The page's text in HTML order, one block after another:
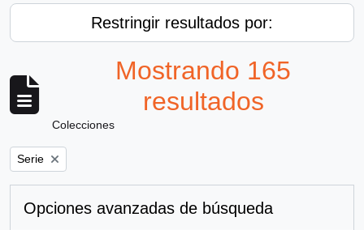
Restringir resultados por:
Mostrando 165
resultados
Colecciones
Remove filter:
Serie
Opciones avanzadas de búsqueda